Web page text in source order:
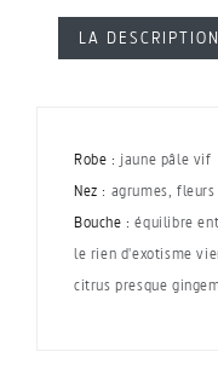
LA DESCRIPTION
Robe : jaune pâle vif
Nez : agrumes,
Bouche : équilibre
le rien d'exotisme
citrus presque